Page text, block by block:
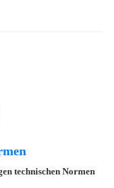
technischen Normen